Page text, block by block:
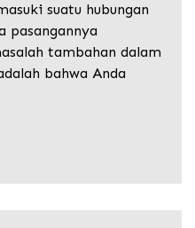
suatu hubungan
pasangannya
tambahan dalam
bahwa Anda